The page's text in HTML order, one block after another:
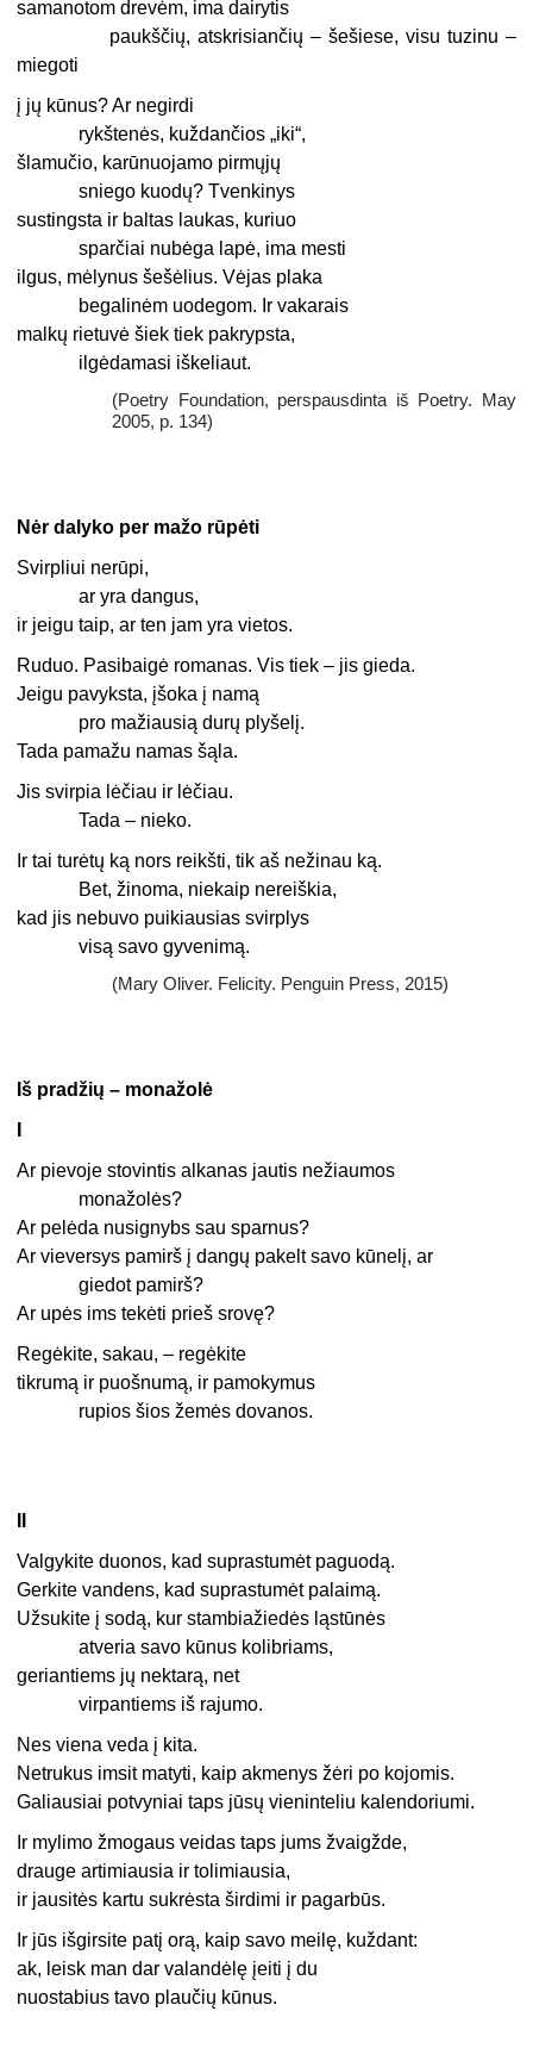
samanotom drevėm, ima dairytis
paukščių, atskrisiančių – šešiese, visu tuzinu –
miegoti
į jų kūnus? Ar negirdi
rykštenės, kuždančios „iki“,
šlamučio, karūnuojamo pirmųjų
sniego kuodų? Tvenkinys
sustingsta ir baltas laukas, kuriuo
sparčiai nubėga lapė, ima mesti
ilgus, mėlynus šešėlius. Vėjas plaka
begalinėm uodegom. Ir vakarais
malkų rietuvė šiek tiek pakrypsta,
ilgėdamasi iškeliaut.
(Poetry Foundation, perspausdinta iš Poetry. May
2005, p. 134)
Nėr dalyko per mažo rūpėti
Svirpliui nerūpi,
ar yra dangus,
ir jeigu taip, ar ten jam yra vietos.
Ruduo. Pasibaigė romanas. Vis tiek – jis gieda.
Jeigu pavyksta, įšoka į namą
pro mažiausią durų plyšelį.
Tada pamažu namas šąla.
Jis svirpia lėčiau ir lėčiau.
Tada – nieko.
Ir tai turėtų ką nors reikšti, tik aš nežinau ką.
Bet, žinoma, niekaip nereiškia,
kad jis nebuvo puikiausias svirplys
visą savo gyvenimą.
(Mary Oliver. Felicity. Penguin Press, 2015)
Iš pradžių – monažolė
Ar pievoje stovintis alkanas jautis nežiaumos
monažolės?
Ar pelėda nusignybs sau sparnus?
Ar vieversys pamirš į dangų pakelt savo kūnelį, ar
giedot pamirš?
Ar upės ims tekėti prieš srovę?
Regėkite, sakau, – regėkite
tikrumą ir puošnumą, ir pamokymus
rupios šios žemės dovanos.
Valgykite duonos, kad suprastumėt paguodą.
Gerkite vandens, kad suprastumėt palaimą.
Užsukite į sodą, kur stambiažiedės ląstūnės
atveria savo kūnus kolibriams,
geriantiems jų nektarą, net
virpantiems iš rajumo.
Nes viena veda į kita.
Netrukus imsit matyti, kaip akmenys žėri po kojomis.
Galiausiai potvyniai taps jūsų vieninteliu kalendoriumi.
Ir mylimo žmogaus veidas taps jums žvaigžde,
drauge artimiausia ir tolimiausia,
ir jausitės kartu sukrėsta širdimi ir pagarbūs.
Ir jūs išgirsite patį orą, kaip savo meilę, kuždant:
ak, leisk man dar valandėlę įeiti į du
nuostabius tavo plaučių kūnus.